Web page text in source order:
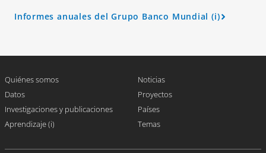
Informes anuales del Grupo Banco Mundial (i)
Quiénes somos
Datos
Investigaciones y publicaciones
Aprendizaje (i)
Noticias
Proyectos
Países
Temas